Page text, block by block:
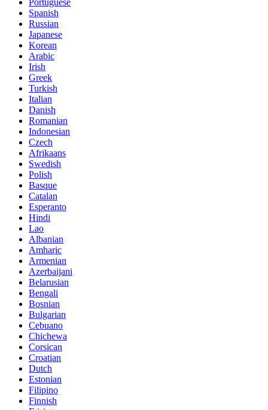
Portuguese
Spanish
Russian
Japanese
Korean
Arabic
Irish
Greek
Turkish
Italian
Danish
Romanian
Indonesian
Czech
Afrikaans
Swedish
Polish
Basque
Catalan
Esperanto
Hindi
Lao
Albanian
Amharic
Armenian
Azerbaijani
Belarusian
Bengali
Bosnian
Bulgarian
Cebuano
Chichewa
Corsican
Croatian
Dutch
Estonian
Filipino
Finnish